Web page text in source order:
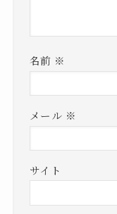
名前 ※
メール ※
サイト